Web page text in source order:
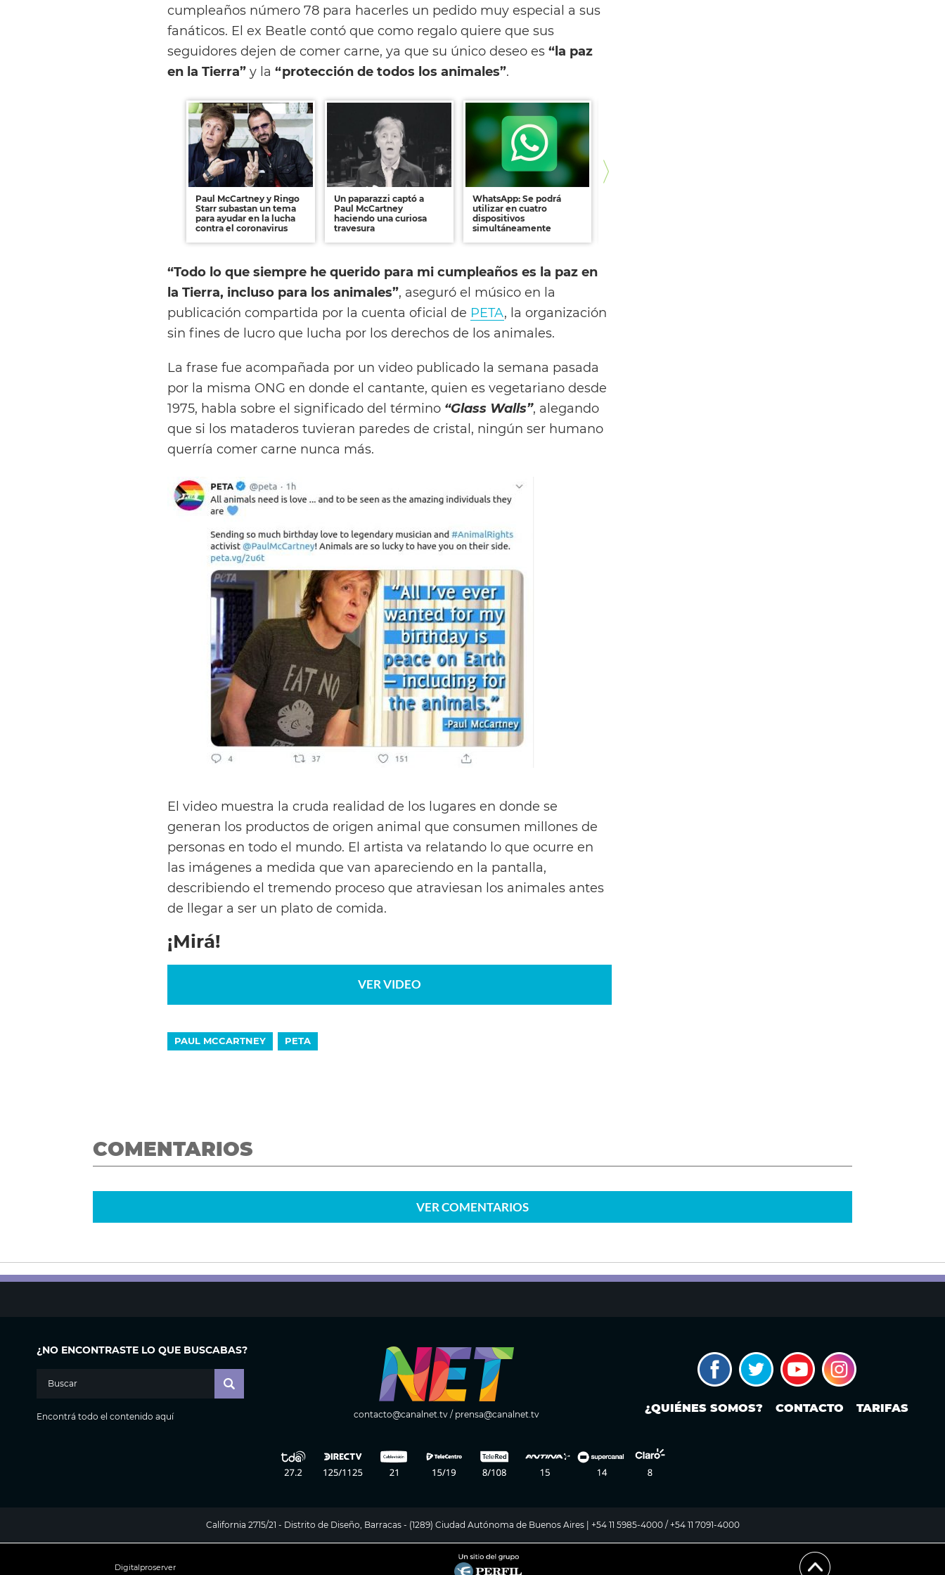
cumpleaños número 78 para hacerles un pedido muy especial a sus
fanáticos. El ex Beatle contó que como regalo quiere que sus
seguidores dejen de comer carne, ya que su único deseo es “la paz
en la Tierra” y la “protección de todos los animales”.
Paul McCartney y Ringo
Starr subastan un tema
para ayudar en la lucha
contra el coronavirus
Un paparazzi captó a
Paul McCartney
haciendo una curiosa
travesura
WhatsApp: Se podrá
utilizar en cuatro
dispositivos
simultáneamente
“Todo lo que siempre he querido para mi cumpleaños es la paz en
la Tierra, incluso para los animales”, aseguró el músico en la
publicación compartida por la cuenta oficial de PETA, la organización
sin fines de lucro que lucha por los derechos de los animales.
La frase fue acompañada por un video publicado la semana pasada
por la misma ONG en donde el cantante, quien es vegetariano desde
1975, habla sobre el significado del término “Glass Walls”, alegando
que si los mataderos tuvieran paredes de cristal, ningún ser humano
querría comer carne nunca más.
El video muestra la cruda realidad de los lugares en donde se
generan los productos de origen animal que consumen millones de
personas en todo el mundo. El artista va relatando lo que ocurre en
las imágenes a medida que van apareciendo en la pantalla,
describiendo el tremendo proceso que atraviesan los animales antes
de llegar a ser un plato de comida.
¡Mirá!
VER VIDEO
PAUL MCCARTNEY PETA
COMENTARIOS
VERCOMENTARIOS
¿NO ENCONTRASTE LO QUE BUSCABAS?
Encontrá todo el contenido aquí contacto@canalnet.tv/ prensa@canalnet.tv ¿QUIÉNES SOMOS? CONTACTO TARIFAS
California 2715/21 - Distrito de Diseño, Barracas - (1289) Ciudad Autónoma de Buenos Aires | +54 11 5985-4000 / +54 11 7091-4000
Digitalproserver